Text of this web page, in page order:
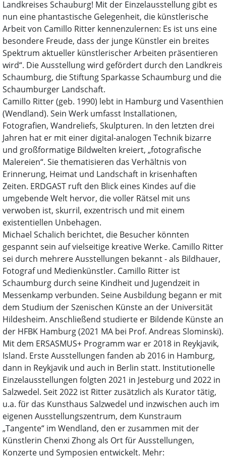
Landkreises Schauburg! Mit der Einzelausstellung gibt es
nun eine phantastische Gelegenheit, die künstlerische
Arbeit von Camillo Ritter kennenzulernen: Es ist uns eine
besondere Freude, dass der junge Künstler ein breites
Spektrum aktueller künstlerischer Arbeiten präsentieren
wird“. Die Ausstellung wird gefördert durch den Landkreis
Schaumburg, die Stiftung Sparkasse Schaumburg und die
Schaumburger Landschaft.
Camillo Ritter (geb. 1990) lebt in Hamburg und Vasenthien
(Wendland). Sein Werk umfasst Installationen,
Fotografien, Wandreliefs, Skulpturen. In den letzten drei
Jahren hat er mit einer digital-analogen Technik bizarre
und großformatige Bildwelten kreiert, „fotografische
Malereien“. Sie thematisieren das Verhältnis von
Erinnerung, Heimat und Landschaft in krisenhaften
Zeiten. ERDGAST ruft den Blick eines Kindes auf die
umgebende Welt hervor, die voller Rätsel mit uns
verwoben ist, skurril, exzentrisch und mit einem
existentiellen Unbehagen.
Michael Schalich berichtet, die Besucher könnten
gespannt sein auf vielseitige kreative Werke. Camillo Ritter
sei durch mehrere Ausstellungen bekannt - als Bildhauer,
Fotograf und Medienkünstler. Camillo Ritter ist
Schaumburg durch seine Kindheit und Jugendzeit in
Messenkamp verbunden. Seine Ausbildung begann er mit
dem Studium der Szenischen Künste an der Universität
Hildesheim. Anschließend studierte er Bildende Künste an
der HFBK Hamburg (2021 MA bei Prof. Andreas Slominski).
Mit dem ERSASMUS+ Programm war er 2018 in Reykjavik,
Island. Erste Ausstellungen fanden ab 2016 in Hamburg,
dann in Reykjavik und auch in Berlin statt. Institutionelle
Einzelausstellungen folgten 2021 in Jesteburg und 2022 in
Salzwedel. Seit 2022 ist Ritter zusätzlich als Kurator tätig,
u.a. für das Kunsthaus Salzwedel und inzwischen auch im
eigenen Ausstellungszentrum, dem Kunstraum
„Tangente“ im Wendland, den er zusammen mit der
Künstlerin Chenxi Zhong als Ort für Ausstellungen,
Konzerte und Symposien entwickelt. Mehr: